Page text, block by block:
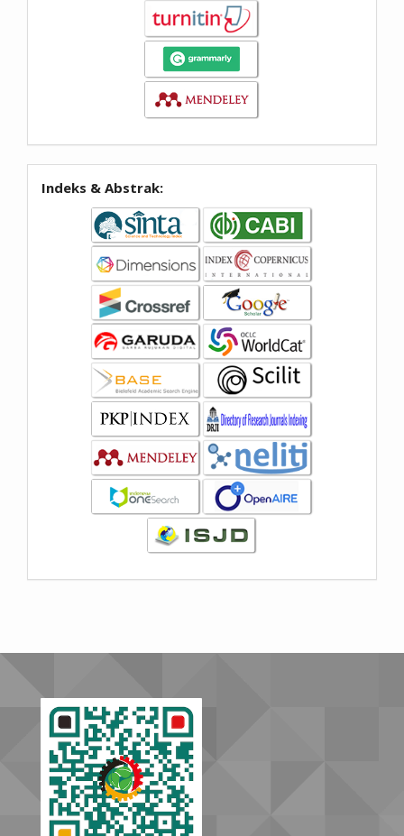
Indeks & Abstrak: